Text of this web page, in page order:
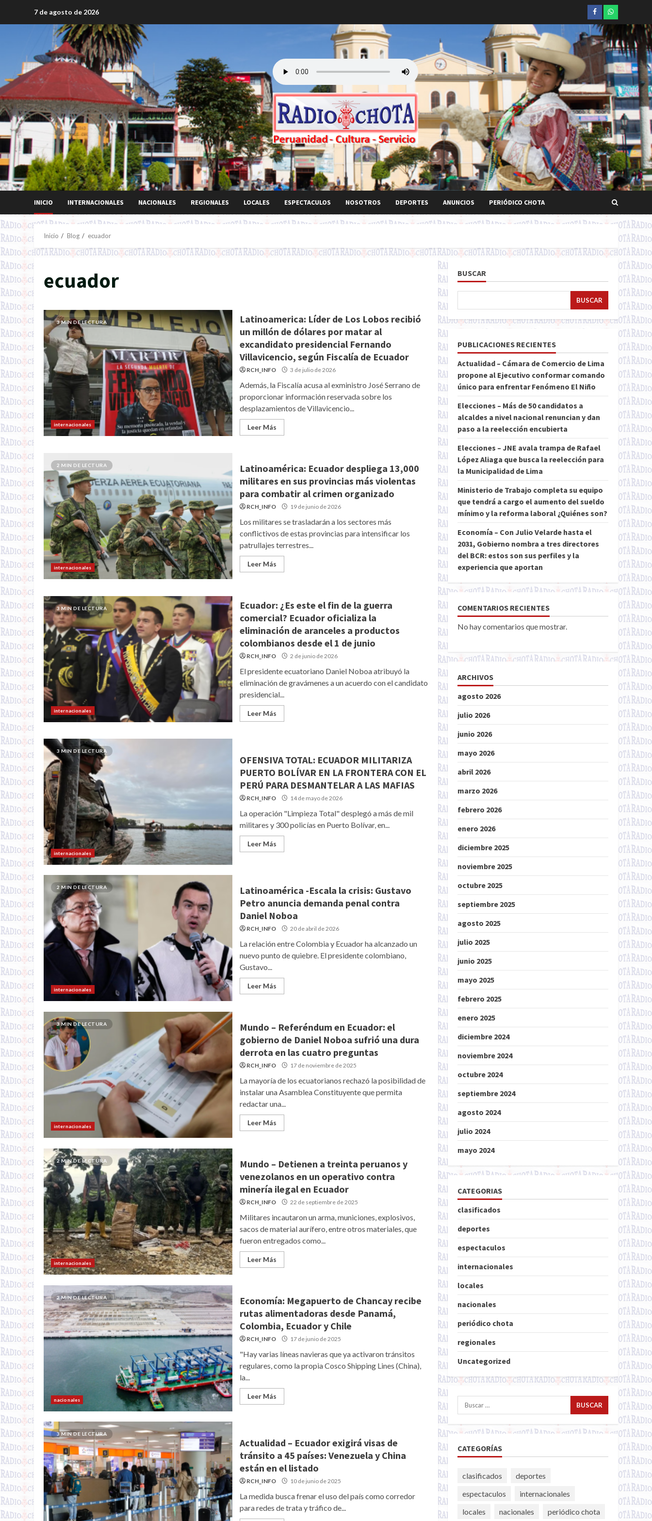
7 de agosto de 2026 Facebookwhatsapp
INICIO INTERNACIONALES NACIONALES REGIONALES LOCALES ESPECTACULOS NOSOTROS DEPORTES ANUNCIOS PERIÓDICO CHOTA
Inicio Blog ecuador
ecuador
3 MIN DE LECTURA
internacionales
Latinoamerica: Líder de Los Lobos recibió
un millón de dólares por matar al
excandidato presidencial Fernando
Villavicencio, según Fiscalía de Ecuador
RCH_INFO 3 de julio de 2026
Además, la Fiscalía acusa al exministro José Serrano de
proporcionar información reservada sobre los
desplazamientos de Villavicencio...
Leer Más
2 MIN DE LECTURA
internacionales
Latinoamérica: Ecuador despliega 13,000
militares en sus provincias más violentas
para combatir al crimen organizado
RCH_INFO 19 de junio de 2026
Los militares se trasladarán a los sectores más
conflictivos de estas provincias para intensificar los
patrullajes terrestres...
Leer Más
3 MIN DE LECTURA
internacionales
Ecuador: ¿Es este el fin de la guerra
comercial? Ecuador oficializa la
eliminación de aranceles a productos
colombianos desde el 1 de junio
RCH_INFO 2 de junio de 2026
El presidente ecuatoriano Daniel Noboa atribuyó la
eliminación de gravámenes a un acuerdo con el candidato
presidencial...
Leer Más
3 MIN DE LECTURA
internacionales
OFENSIVA TOTAL: ECUADOR MILITARIZA
PUERTO BOLÍVAR EN LA FRONTERA CON EL
PERÚ PARA DESMANTELAR A LAS MAFIAS
RCH_INFO 14 de mayo de 2026
La operación "Limpieza Total" desplegó a más de mil
militares y 300 policías en Puerto Bolívar, en...
Leer Más
2 MIN DE LECTURA
internacionales
Latinoamérica -Escala la crisis: Gustavo
Petro anuncia demanda penal contra
Daniel Noboa
RCH_INFO 20 de abril de 2026
La relación entre Colombia y Ecuador ha alcanzado un
nuevo punto de quiebre. El presidente colombiano,
Gustavo...
Leer Más
3 MIN DE LECTURA
internacionales
Mundo – Referéndum en Ecuador: el
gobierno de Daniel Noboa sufrió una dura
derrota en las cuatro preguntas
RCH_INFO 17 de noviembre de 2025
La mayoría de los ecuatorianos rechazó la posibilidad de
instalar una Asamblea Constituyente que permita
redactar una...
Leer Más
2 MIN DE LECTURA
internacionales
Mundo – Detienen a treinta peruanos y
venezolanos en un operativo contra
minería ilegal en Ecuador
RCH_INFO 22 de septiembre de 2025
Militares incautaron un arma, municiones, explosivos,
sacos de material aurífero, entre otros materiales, que
fueron entregados como...
Leer Más
2 MIN DE LECTURA
nacionales
Economía: Megapuerto de Chancay recibe
rutas alimentadoras desde Panamá,
Colombia, Ecuador y Chile
RCH_INFO 17 de junio de 2025
"Hay varias líneas navieras que ya activaron tránsitos
regulares, como la propia Cosco Shipping Lines (China),
la...
Leer Más
3 MIN DE LECTURA
Actualidad – Ecuador exigirá visas de
tránsito a 45 países: Venezuela y China
están en el listado
RCH_INFO 10 de junio de 2025
La medida busca frenar el uso del país como corredor
para redes de trata y tráfico de...
BUSCAR
BUSCAR
PUBLICACIONES RECIENTES
Actualidad – Cámara de Comercio de Lima
propone al Ejecutivo conformar comando
único para enfrentar Fenómeno El Niño
Elecciones – Más de 50 candidatos a
alcaldes a nivel nacional renuncian y dan
paso a la reelección encubierta
Elecciones – JNE avala trampa de Rafael
López Aliaga que busca la reelección para
la Municipalidad de Lima
Ministerio de Trabajo completa su equipo
que tendrá a cargo el aumento del sueldo
mínimo y la reforma laboral ¿Quiénes son?
Economía – Con Julio Velarde hasta el
2031, Gobierno nombra a tres directores
del BCR: estos son sus perfiles y la
experiencia que aportan
COMENTARIOS RECIENTES
No hay comentarios que mostrar.
ARCHIVOS
agosto 2026
julio 2026
junio 2026
mayo 2026
abril 2026
marzo 2026
febrero 2026
enero 2026
diciembre 2025
noviembre 2025
octubre 2025
septiembre 2025
agosto 2025
julio 2025
junio 2025
mayo 2025
febrero 2025
enero 2025
diciembre 2024
noviembre 2024
octubre 2024
septiembre 2024
agosto 2024
julio 2024
mayo 2024
CATEGORIAS
clasificados
deportes
espectaculos
internacionales
locales
nacionales
periódico chota
regionales
Uncategorized
Buscar:
CATEGORÍAS
clasificados
deportes
espectaculos
internacionales
locales
nacionales
periódico chota